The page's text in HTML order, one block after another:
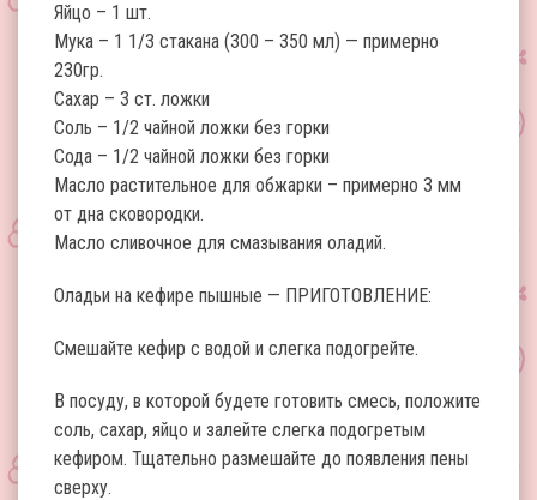
Яйцо – 1 шт.
Мука – 1 1/3 стакана (300 – 350 мл) — примерно
230гр.
Сахар – 3 ст. ложки
Соль – 1/2 чайной ложки без горки
Сода – 1/2 чайной ложки без горки
Масло растительное для обжарки – примерно 3 мм
от дна сковородки.
Масло сливочное для смазывания оладий.
Оладьи на кефире пышные — ПРИГОТОВЛЕНИЕ:
Смешайте кефир с водой и слегка подогрейте.
В посуду, в которой будете готовить смесь, положите
соль, сахар, яйцо и залейте слегка подогретым
кефиром. Тщательно размешайте до появления пены
сверху.